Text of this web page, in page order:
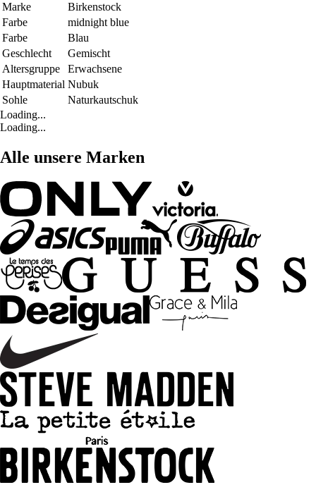
Marke
Birkenstock
Farbe
midnight blue
Farbe
Blau
Geschlecht
Gemischt
Altersgruppe
Erwachsene
Hauptmaterial Nubuk
Sohle
Naturkautschuk
Loading...
Loading...
Alle unsere Marken